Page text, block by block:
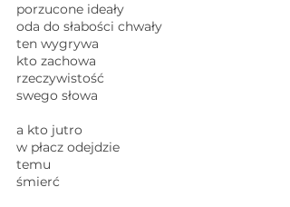
porzucone ideały
oda do słabości chwały
ten wygrywa
kto zachowa
rzeczywistość
swego słowa
a kto jutro
w płacz odejdzie
temu
śmierć